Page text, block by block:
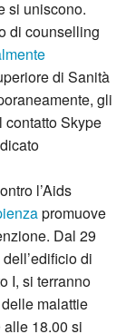
si uniscono.
di counselling
di Sanità
gli
Skype
l’Aids
promuove
Dal 29
di
I, si terranno
malattie
18.00 si